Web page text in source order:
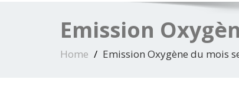
Emission
Home Emission Oxygène du mois